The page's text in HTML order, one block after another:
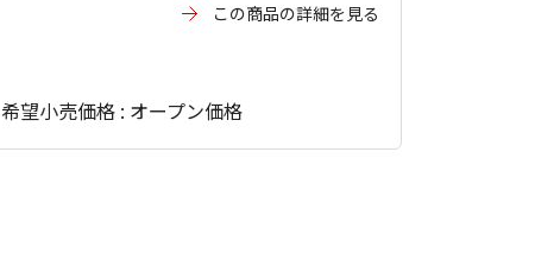
この商品の詳細を見る
希望小売価格 : オープン価格